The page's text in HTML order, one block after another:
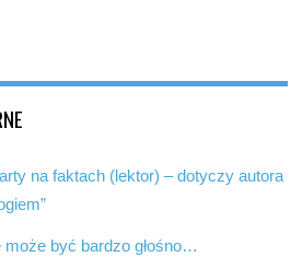
na faktach (lektor) – dotyczy autora
może być bardzo głośno…